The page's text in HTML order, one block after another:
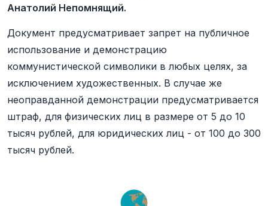
Анатолий Непомнящий.
Документ предусматривает запрет на публичное
использование и демонстрацию
коммунистической символики в любых целях, за
исключением художественных. В случае же
неоправданной демонстрации предусматривается
штраф, для физических лиц в размере от 5 до 10
тысяч рублей, для юридических лиц - от 100 до 300
тысяч рублей.